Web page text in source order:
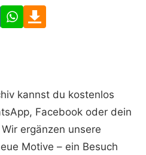
FacebookWhatsApp
kannst du kostenlos
Facebook oder dein
ergänzen unsere
Motive – ein Besuch